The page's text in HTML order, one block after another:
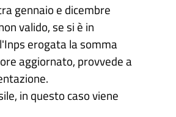
gennaio e dicembre
valido, se si è in
erogata la somma
aggiornato, provvede a
in questo caso viene